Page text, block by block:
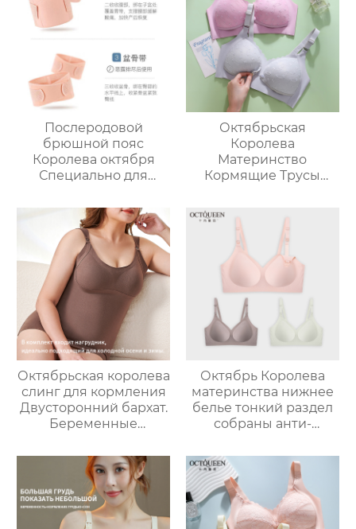
чашкой,
противопровисающий
Послеродовой
брюшной пояс
Королева октября
Специально для
беременных Большой
размер Строгание и
разглаживание
Втягивание рук
двойного назначения
и удержание таза
Тонкий стиль
Октябрьская
Королева
Материнство
Кормящие Трусы
Послеродовой Сбор
Против Провисания
Кормления Чашки
Для Беременности
Октябрьская королева
слинг для кормления
Двусторонний бархат.
Беременные
согреваются Жилет
для кормления
Послеродовое
грудное
вскармливание
Октябрь Королева
материнства нижнее
белье тонкий раздел
собраны анти-
беременности
послеродовой
грудного
вскармливания
специальные